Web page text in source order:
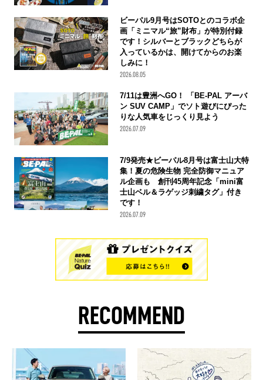
ビーパル9月号はSOTOとのコラボ企
画「ミニマル“旅”財布」が特別付録
です！シルバーとブラックどちらが
入っているかは、開けてからのお楽
しみに！
2026.08.05
7/11は豊洲へGO！ 「BE-PAL アーバ
ン SUV CAMP」でソト遊びにぴった
りな人気車をじっくり見よう
2026.07.09
7/9発売★ビーパル8月号は富士山大特
集！夏の危険生物 完全防御マニュア
ル企画も 創刊45周年記念「mini富
士山ベル＆ラゲッジ刺繍タグ」付き
です！
2026.07.09
RECOMMEND